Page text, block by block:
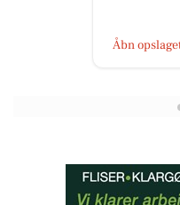
Åbn opslaget